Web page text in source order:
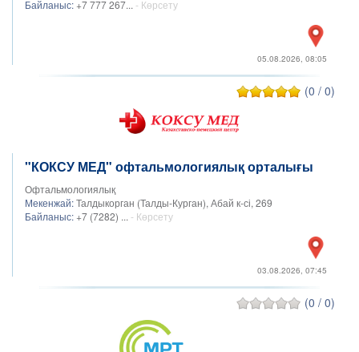
Байланыс: +7 777 267... - Көрсету
05.08.2026, 08:05
(0 / 0)
"КОКСУ МЕД" офтальмологиялық орталығы
Офтальмологиялық
Мекенжай:Талдыкорган (Талды-Курган), Абай к-сі, 269
Байланыс: +7 (7282) ... - Көрсету
03.08.2026, 07:45
(0 / 0)